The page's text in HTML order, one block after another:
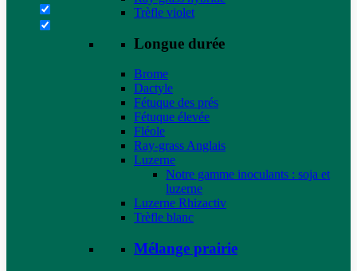
Trèfle violet
Longue durée
Brome
Dactyle
Fétuque des prés
Fétuque élevée
Fléole
Ray-grass Anglais
Luzerne
Notre gamme inoculants : soja et
luzerne
Luzerne Rhizactiv
Trèfle blanc
Mélange prairie